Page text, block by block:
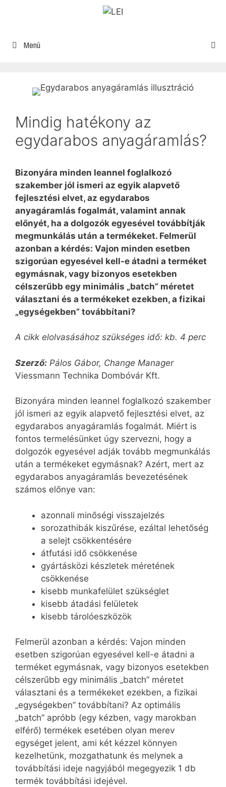
Menü
Mindig hatékony az
egydarabos anyagáramlás?
Bizonyára minden leannel foglalkozó
szakember jól ismeri az egyik alapvető
fejlesztési elvet, az egydarabos
anyagáramlás fogalmát, valamint annak
előnyét, ha a dolgozók egyesével továbbítják
megmunkálás után a termékeket. Felmerül
azonban a kérdés: Vajon minden esetben
szigorúan egyesével kell-e átadni a terméket
egymásnak, vagy bizonyos esetekben
célszerűbb egy minimális „batch” méretet
választani és a termékeket ezekben, a fizikai
„egységekben” továbbítani?
A cikk elolvasásához szükséges idő: kb. 4 perc
Szerző: Pálos Gábor, Change Manager
Viessmann Technika Dombóvár Kft.
Bizonyára minden leannel foglalkozó szakember
jól ismeri az egyik alapvető fejlesztési elvet, az
egydarabos anyagáramlás fogalmát. Miért is
fontos termelésünket úgy szervezni, hogy a
dolgozók egyesével adják tovább megmunkálás
után a termékeket egymásnak? Azért, mert az
egydarabos anyagáramlás bevezetésének
számos előnye van:
azonnali minőségi visszajelzés
sorozathibák kiszűrése, ezáltal lehetőség
a selejt csökkentésére
átfutási idő csökkenése
gyártásközi készletek méretének
csökkenése
kisebb munkafelület szükséglet
kisebb átadási felületek
kisebb tárolóeszközök
Felmerül azonban a kérdés: Vajon minden
esetben szigorúan egyesével kell-e átadni a
terméket egymásnak, vagy bizonyos esetekben
célszerűbb egy minimális „batch” méretet
választani és a termékeket ezekben, a fizikai
„egységekben” továbbítani? Az optimális
„batch” apróbb (egy kézben, vagy marokban
elférő) termékek esetében olyan merev
egységet jelent, ami két kézzel könnyen
kezelhetünk, mozgathatunk és melynek a
továbbítási ideje nagyjából megegyezik 1 db
termék továbbítási idejével.